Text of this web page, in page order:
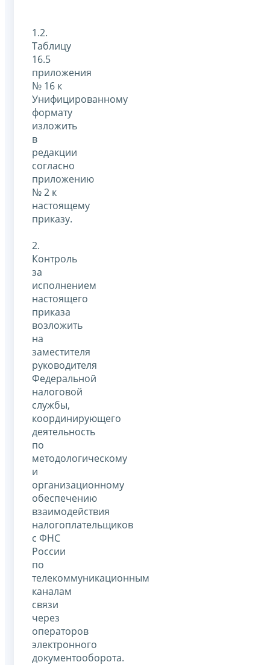
1.2.
Таблицу
16.5
приложения
№ 16 к
Унифицированному
формату
изложить
в
редакции
согласно
приложению
№ 2 к
настоящему
приказу.
2.
Контроль
за
исполнением
настоящего
приказа
возложить
на
заместителя
руководителя
Федеральной
налоговой
службы,
координирующего
деятельность
по
методологическому
и
организационному
обеспечению
взаимодействия
налогоплательщиков
с ФНС
России
по
телекоммуникационным
каналам
связи
через
операторов
электронного
документооборота.